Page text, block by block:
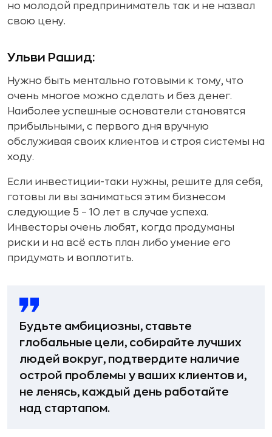
но молодой предприниматель так и не назвал
свою цену.
Ульви Рашид:
Нужно быть ментально готовыми к тому, что
очень многое можно сделать и без денег.
Наиболее успешные основатели становятся
прибыльными, с первого дня вручную
обслуживая своих клиентов и строя системы на
ходу.
Если инвестиции-таки нужны, решите для себя,
готовы ли вы заниматься этим бизнесом
следующие 5 – 10 лет в случае успеха.
Инвесторы очень любят, когда продуманы
риски и на всё есть план либо умение его
придумать и воплотить.
Будьте амбициозны, ставьте
глобальные цели, собирайте лучших
людей вокруг, подтвердите наличие
острой проблемы у ваших клиентов и,
не ленясь, каждый день работайте
над стартапом.